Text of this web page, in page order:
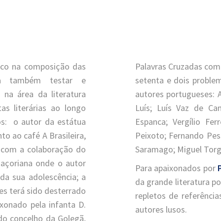
na composição das
também testar e
na área da literatura
literárias ao longo
o autor da estátua
ao café A Brasileira,
a colaboração do
onde o autor
sua adolescência; a
terá sido desterrado
pela infanta D.
concelho da Golegã,
Palavras Cruzadas
setenta e dois
autores portugueses:
Luís; Luís Vaz de
Espanca; Vergílio
Peixoto; Fernando
Saramago; Miguel
Para apaixonados por
da grande literatura
repletos de
autores lusos.